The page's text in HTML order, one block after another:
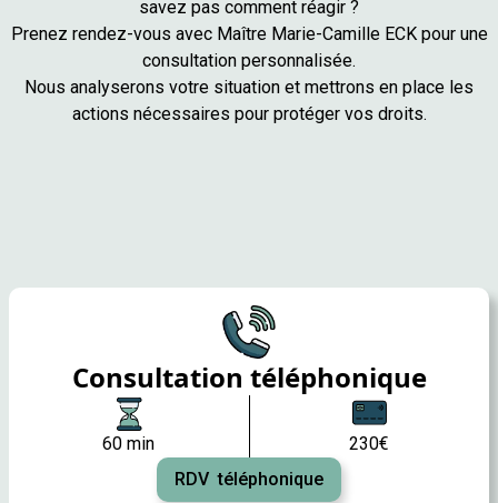
savez pas comment réagir ?
Prenez rendez-vous avec Maître Marie-Camille ECK pour une
consultation personnalisée.
Nous analyserons votre situation et mettrons en place les
actions nécessaires pour protéger vos droits.
Consultation téléphonique
60 min
230€
RDV téléphonique